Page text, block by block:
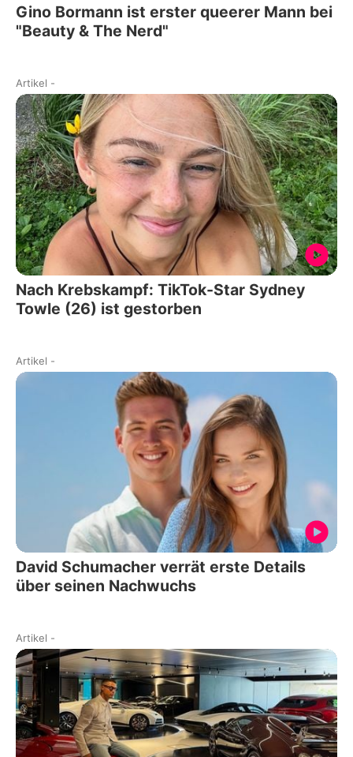
Gino Bormann ist erster queerer Mann bei
"Beauty & The Nerd"
Artikel -
Nach Krebskampf: TikTok-Star Sydney
Towle (26) ist gestorben
Artikel -
David Schumacher verrät erste Details
über seinen Nachwuchs
Artikel -